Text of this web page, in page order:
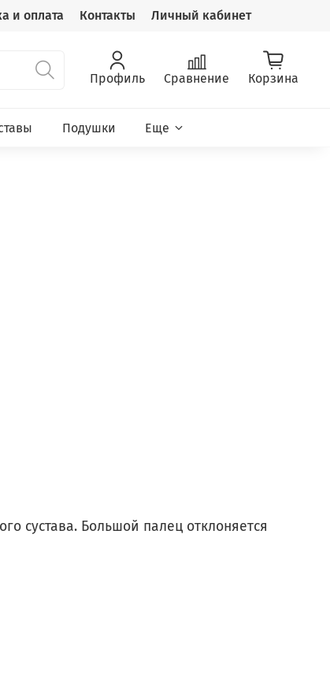
и оплата Контакты Личный кабинет
Профиль Сравнение Корзина
Подушки Еще
сустава. Большой палец отклоняется